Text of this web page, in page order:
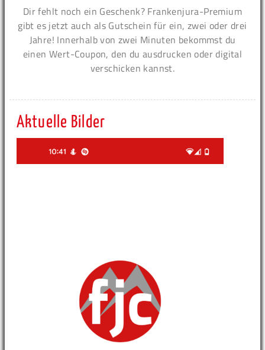
Dir fehlt noch ein Geschenk? Frankenjura-Premium
gibt es jetzt auch als Gutschein für ein, zwei oder drei
Jahre! Innerhalb von zwei Minuten bekommst du
einen Wert-Coupon, den du ausdrucken oder digital
verschicken kannst.
Aktuelle Bilder